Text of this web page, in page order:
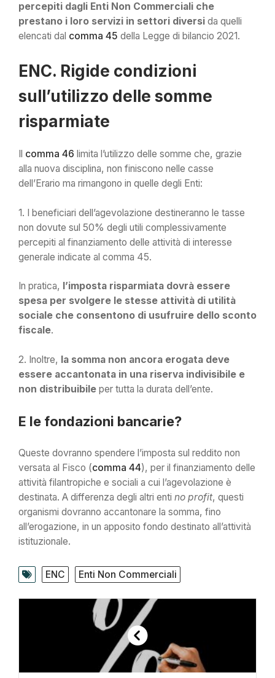
percepiti dagli Enti Non Commerciali che
prestano i loro servizi in settori diversi da quelli
elencati dal comma 45 della Legge di bilancio 2021.
ENC. Rigide condizioni
sull’utilizzo delle somme
risparmiate
comma 46 limita l’utilizzo delle somme che, grazie
alla nuova disciplina, non finiscono nelle casse
dell’Erario ma rimangono in quelle degli Enti:
1. I beneficiari dell’agevolazione destineranno le tasse
non dovute sul 50% degli utili complessivamente
percepiti al finanziamento delle attività di interesse
generale indicate al comma 45.
In pratica, l’imposta risparmiata dovrà essere
spesa per svolgere le stesse attività di utilità
sociale che consentono di usufruire dello sconto
fiscale.
2. Inoltre, la somma non ancora erogata deve
essere accantonata in una riserva indivisibile e
non distribuibile per tutta la durata dell’ente.
E le fondazioni bancarie?
Queste dovranno spendere l’imposta sul reddito non
versata al Fisco (comma 44), per il finanziamento delle
attività filantropiche e sociali a cui l’agevolazione è
destinata. A differenza degli altri enti no profit, questi
organismi dovranno accantonare la somma, fino
all’erogazione, in un apposito fondo destinato all’attività
istituzionale.
ENC Enti Non Commerciali